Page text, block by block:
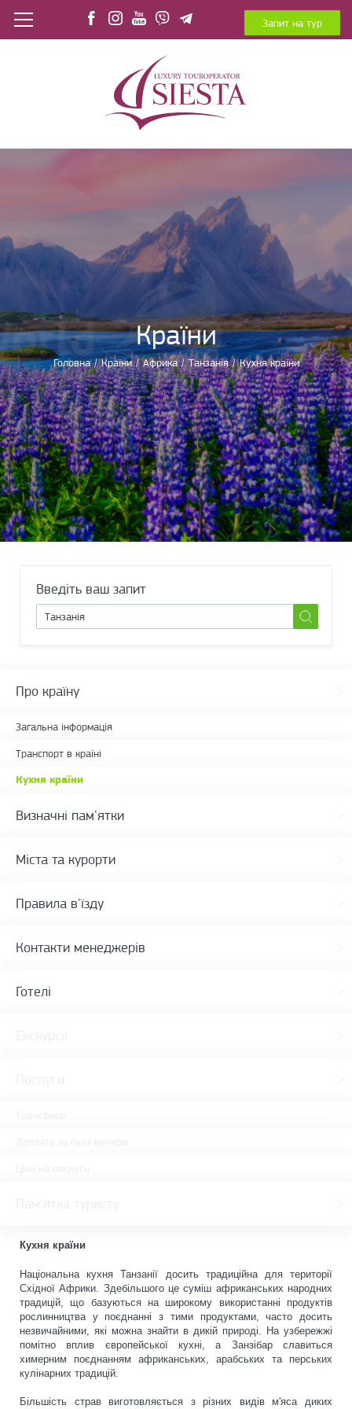
Запит на тур
Країни
Головна / Країни / Африка / Танзанія / Кухня країни
Введіть ваш запит
Про країну
Загальна інформація
Транспорт в країні
Кухня країни
Визначні пам'ятки
Міста та курорти
Правила в'їзду
Контакти менеджерів
Готелі
Кухня країни
Національна кухня Танзанії досить традиційна для території
Східної Африки. Здебільшого це суміш африканських народних
традицій, що базуються на широкому використанні продуктів
рослинництва у поєднанні з тими продуктами, часто досить
незвичайними, які можна знайти в дикій природі. На узбережжі
помітно вплив європейської кухні, а Занзібар славиться
химерним поєднанням африканських, арабських та перських
кулінарних традицій.
Більшість страв виготовляється з різних видів м'яса диких